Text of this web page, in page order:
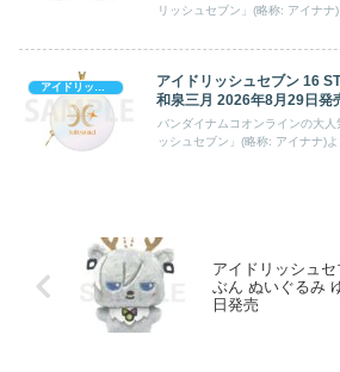
リッシュセブン」(略称: アイナナ)
アイドリッシュセブン 16
和泉三月 2026年8月29日発
バンダイナムコオンラインの大
ッシュセブン」(略称: アイナナ)よ
アイドリッシュ
ぶん ぬいぐるみ
日発売